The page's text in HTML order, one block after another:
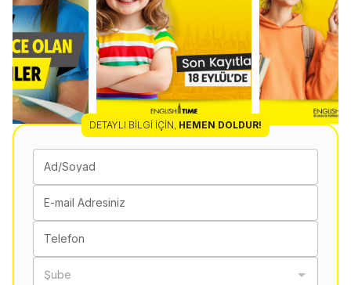
DETAYLI BILGI İÇIN, HEMEN DOLDUR!
Ad/Soyad
E-mail Adresiniz
Telefon
Şube